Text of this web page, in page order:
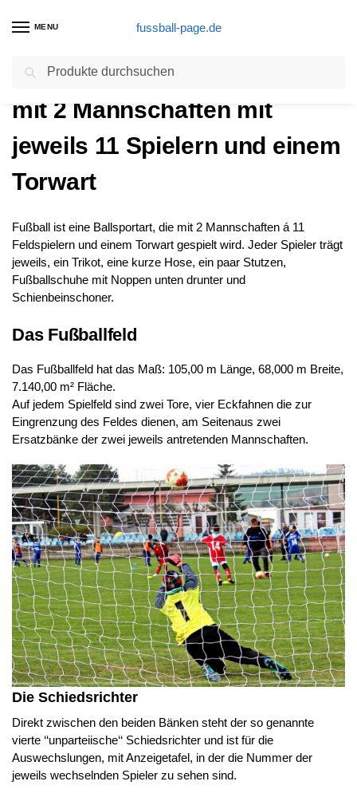
MENU fussball-page.de
Fußball – Freude und Erfolg
mit 2 Mannschaften mit
jeweils 11 Spielern und einem
Torwart
Fußball ist eine Ballsportart, die mit 2 Mannschaften á 11
Feldspielern und einem Torwart gespielt wird. Jeder Spieler trägt
jeweils, ein Trikot, eine kurze Hose, ein paar Stutzen,
Fußballschuhe mit Noppen unten drunter und
Schienbeinschoner.
Das Fußballfeld
Das Fußballfeld hat das Maß: 105,00 m Länge, 68,000 m Breite,
7.140,00 m² Fläche.
Auf jedem Spielfeld sind zwei Tore, vier Eckfahnen die zur
Eingrenzung des Feldes dienen, am Seitenaus zwei
Ersatzbänke der zwei jeweils antretenden Mannschaften.
Die Schiedsrichter
Direkt zwischen den beiden Bänken steht der so genannte
vierte ‘‘unparteiische‘‘ Schiedsrichter und ist für die
Auswechslungen, mit Anzeigetafel, in der die Nummer der
jeweils wechselnden Spieler zu sehen sind.